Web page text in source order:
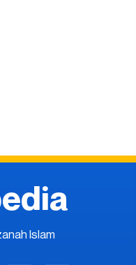
Islam